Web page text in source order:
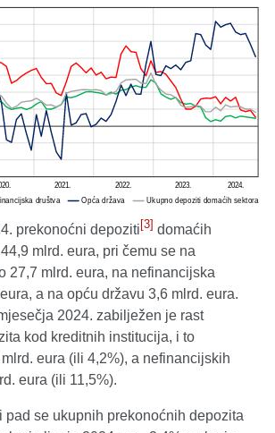
prekonoćni depoziti [3] domaćih
mlrd. eura, pri čemu se na
27,7 mlrd. eura, na nefinancijska
a na opću državu 3,6 mlrd. eura.
2024. zabilježen je rast
kod kreditnih institucija, i to
eura (ili 4,2%), a nefinancijskih
eura (ili 11,5%).
pad se ukupnih prekonoćnih depozita